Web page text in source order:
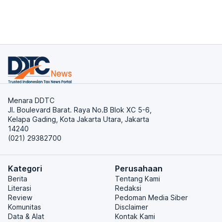
Menara DDTC
Jl. Boulevard Barat. Raya No.B Blok XC 5-6,
Kelapa Gading, Kota Jakarta Utara, Jakarta
14240
(021) 29382700
Kategori
Berita
Literasi
Review
Komunitas
Data & Alat
Perusahaan
Tentang Kami
Redaksi
Pedoman Media Siber
Disclaimer
Kontak Kami